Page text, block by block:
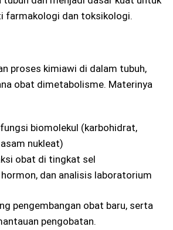
farmakologi dan toksikologi.
proses kimiawi di dalam tubuh,
obat dimetabolisme. Materinya
biomolekul (karbohidrat,
nukleat)
obat di tingkat sel
hormon, dan analisis laboratorium
pengembangan obat baru, serta
pengobatan.